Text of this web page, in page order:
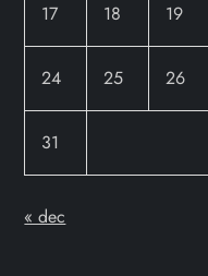
17 18 19
24 25 26
31
« dec